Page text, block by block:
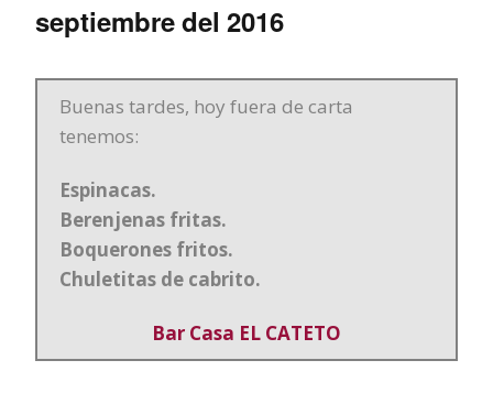
septiembre del 2016
Buenas tardes, hoy fuera de carta
tenemos:
Espinacas.
Berenjenas fritas.
Boquerones fritos.
Chuletitas de cabrito.
Bar Casa EL CATETO